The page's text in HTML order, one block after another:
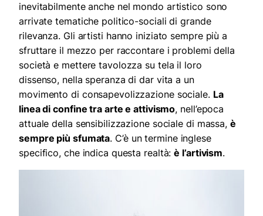
inevitabilmente anche nel mondo artistico sono
arrivate tematiche politico-sociali di grande
rilevanza. Gli artisti hanno iniziato sempre più a
sfruttare il mezzo per raccontare i problemi della
società e mettere tavolozza su tela il loro
dissenso, nella speranza di dar vita a un
movimento di consapevolizzazione sociale. La
linea di confine tra arte e attivismo, nell’epoca
attuale della sensibilizzazione sociale di massa, è
sempre più sfumata. C’è un termine inglese
specifico, che indica questa realtà:è l’artivism.